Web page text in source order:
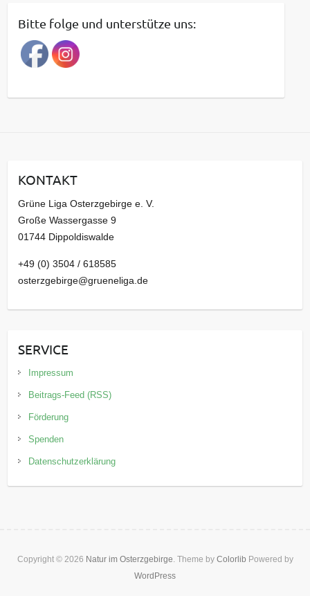
r
a
g
a
v
Bitte folge und unterstütze uns:
KONTAKT
Grüne Liga Osterzgebirge e. V.
Große Wassergasse 9
01744 Dippoldiswalde
+49 (0) 3504 / 618585
osterzgebirge@grueneliga.de
SERVICE
Impressum
Beitrags-Feed (RSS)
Förderung
Spenden
Datenschutzerklärung
Copyright © 2026 Natur im Osterzgebirge . Theme by Colorlib Powered by
WordPress